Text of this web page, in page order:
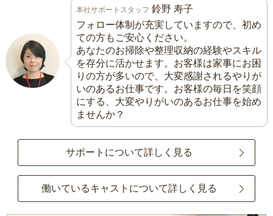
本社サポートスタッフ 鈴野 寿子
フォロー体制が充実していますので、初め
ての方もご安心ください。
あなたのお掃除や整理収納の経験やスキル
を存分に活かせます。お客様は家事にお困
りの方が多いので、大変感謝されるやりが
いのあるお仕事です。お客様の毎日を笑顔
にする、大変やりがいのあるお仕事を始め
ませんか？
サポートについて詳しく見る
働いているキャストについて詳しく見る